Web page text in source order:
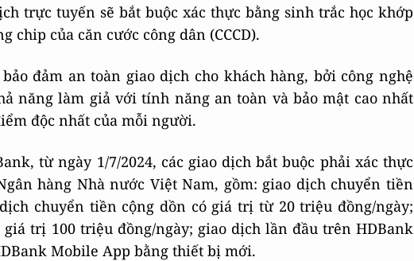
trực tuyến sẽ bắt buộc xác thực bằng sinh trắc học khớp
của căn cước công dân (CCCD).
đảm an toàn giao dịch cho khách hàng, bởi công nghệ
năng làm giả với tính năng an toàn và bảo mật cao nhất
độc nhất của mỗi người.
từ ngày 1/7/2024, các giao dịch bắt buộc phải xác thực
hàng Nhà nước Việt Nam, gồm: giao dịch chuyển tiền
chuyển tiền cộng dồn có giá trị từ 20 triệu đồng/ngày;
trị 100 triệu đồng/ngày; giao dịch lần đầu trên HDBank
Mobile App bằng thiết bị mới.